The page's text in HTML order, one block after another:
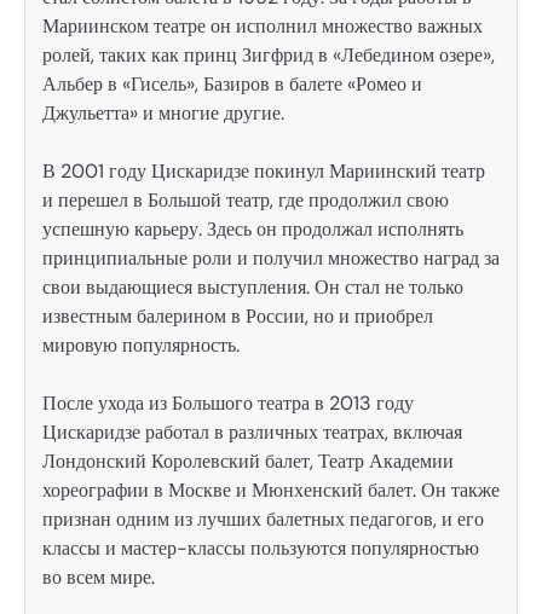
Мариинском театре он исполнил множество важных
ролей, таких как принц Зигфрид в «Лебедином озере»,
Альбер в «Гисель», Базиров в балете «Ромео и
Джульетта» и многие другие.
В 2001 году Цискаридзе покинул Мариинский театр
и перешел в Большой театр, где продолжил свою
успешную карьеру. Здесь он продолжал исполнять
принципиальные роли и получил множество наград за
свои выдающиеся выступления. Он стал не только
известным балерином в России, но и приобрел
мировую популярность.
После ухода из Большого театра в 2013 году
Цискаридзе работал в различных театрах, включая
Лондонский Королевский балет, Театр Академии
хореографии в Москве и Мюнхенский балет. Он также
признан одним из лучших балетных педагогов, и его
классы и мастер-классы пользуются популярностью
во всем мире.